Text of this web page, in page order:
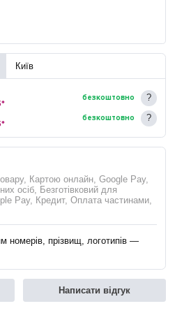
Київ
безкоштовно
безкоштовно
Картою онлайн, Google Pay,
осіб, Безготівковий для
Pay, Кредит, Оплата частинами,
номерів, прізвищ, логотипів —
Написати відгук